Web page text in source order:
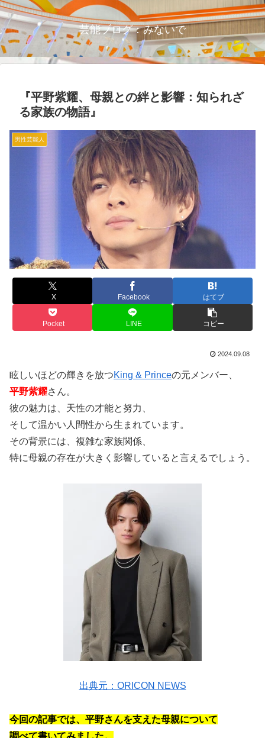
芸能ブログ：みないで
『平野紫耀、母親との絆と影響：知られざ
る家族の物語』
男性芸能人
X Facebook はてブ
Pocket LINE コピー
2024.09.08
眩しいほどの輝きを放つKing & Princeの元メンバー、
平野紫耀さん。
彼の魅力は、天性の才能と努力、
そして温かい人間性から生まれています。
その背景には、複雑な家族関係、
特に母親の存在が大きく影響していると言えるでしょう。
出典元：ORICON NEWS
今回の記事では、平野さんを支えた母親について